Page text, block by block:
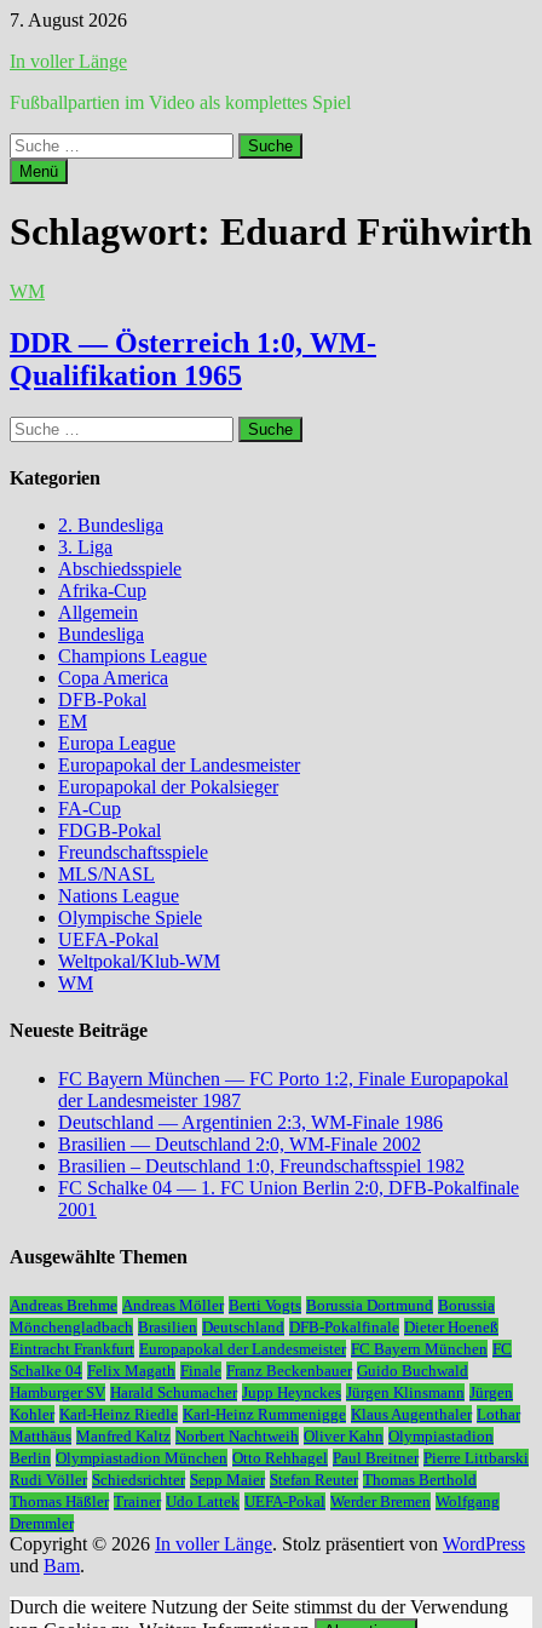
Zum
springen
7. August 2026
In voller Länge
Fußballpartien im Video als komplettes Spiel
Suche
nach:
Menü
Schlagwort: Eduard Frühwirth
WM
DDR — Österreich 1:0, WM-
Qualifikation 1965
Suche
nach:
Kategorien
2. Bundesliga
3. Liga
Abschiedsspiele
Afrika-Cup
Allgemein
Bundesliga
Champions League
Copa America
DFB-Pokal
EM
Europa League
Europapokal der Landesmeister
Europapokal der Pokalsieger
FA-Cup
FDGB-Pokal
Freundschaftsspiele
MLS/NASL
Nations League
Olympische Spiele
UEFA-Pokal
Weltpokal/Klub-WM
WM
Neueste Beiträge
FC Bayern München — FC Porto 1:2, Finale Europapokal
der Landesmeister 1987
Deutschland — Argentinien 2:3, WM-Finale 1986
Brasilien — Deutschland 2:0, WM-Finale 2002
Brasilien – Deutschland 1:0, Freundschaftsspiel 1982
FC Schalke 04 — 1. FC Union Berlin 2:0, DFB-Pokalfinale
2001
Ausgewählte Themen
Andreas Brehme Andreas Möller Berti Vogts Borussia Dortmund Borussia
Mönchengladbach Brasilien Deutschland DFB-Pokalfinale Dieter Hoeneß
Eintracht Frankfurt Europapokal der Landesmeister FC Bayern München FC
Schalke 04 Felix Magath Finale Franz Beckenbauer Guido Buchwald
Hamburger SV Harald Schumacher Jupp Heynckes Jürgen Klinsmann Jürgen
Kohler Karl-Heinz Riedle Karl-Heinz Rummenigge Klaus Augenthaler Lothar
Matthäus Manfred Kaltz Norbert Nachtweih Oliver Kahn Olympiastadion
Berlin Olympiastadion München Otto Rehhagel Paul Breitner Pierre Littbarski
Rudi Völler Schiedsrichter Sepp Maier Stefan Reuter Thomas Berthold
Thomas Häßler Trainer Udo Lattek UEFA-Pokal Werder Bremen Wolfgang
Dremmler
Copyright © 2026 In voller Länge. Stolz präsentiert von WordPress
und Bam.
Durch die weitere Nutzung der Seite stimmst du der Verwendung